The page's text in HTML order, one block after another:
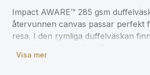
Impact AWARE™ 285 gsm
återvunnen canvas passar perfekt
resa. I den rymliga duffelväskan
använts är ofärgad, utan några
Visa mer